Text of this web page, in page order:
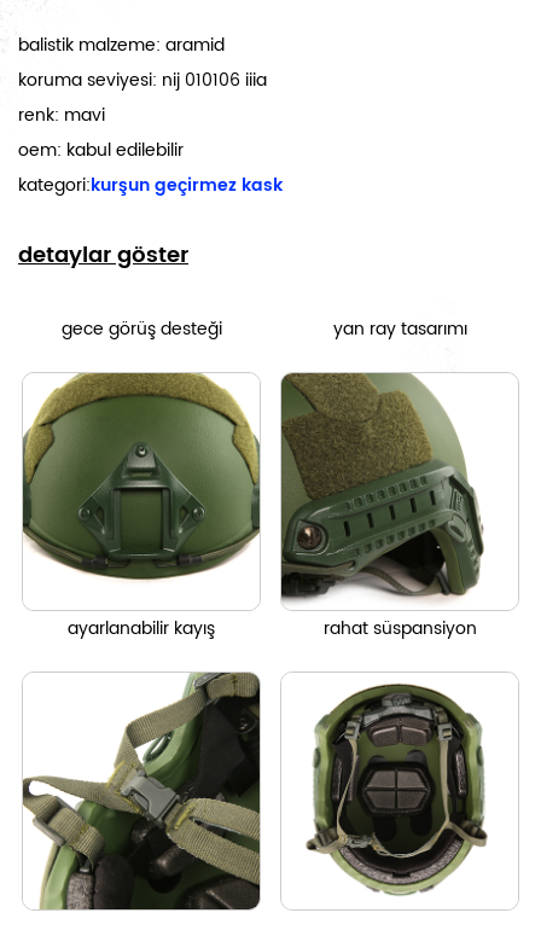
balistik malzeme: aramid
koruma seviyesi: nij 010106 iiia
renk: mavi
oem: kabul edilebilir
kategori:kurşun geçirmez kask
detaylar göster
gece görüş desteği yan ray tasarımı
ayarlanabilir kayış rahat süspansiyon